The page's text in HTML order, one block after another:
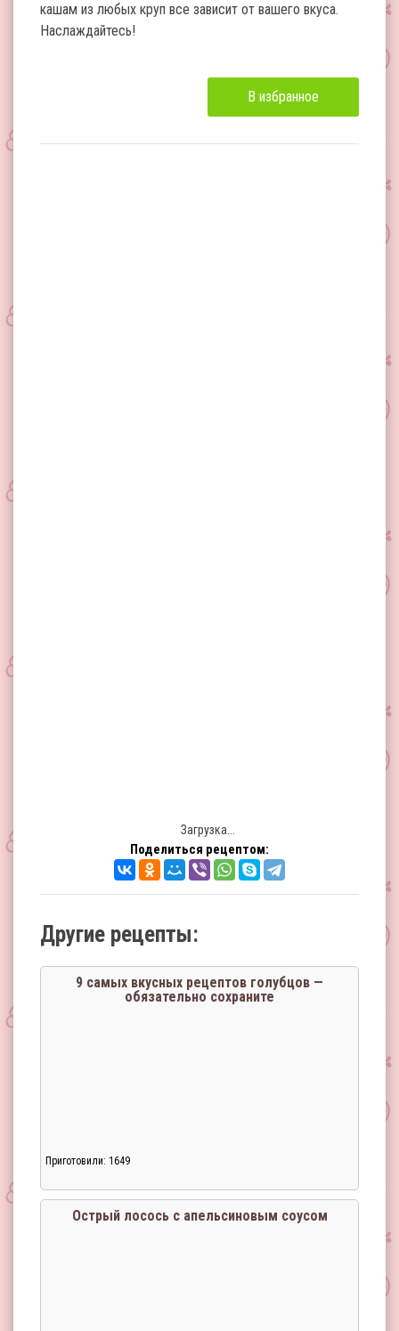
кашам из любых круп все зависит от вашего вкуса.
Наслаждайтесь!
В избранное
Загрузка...
Поделиться рецептом:
Другие рецепты:
9 самых вкусных рецептов голубцов —
обязательно сохраните
Приготовили: 1649
Острый лосось с апельсиновым соусом